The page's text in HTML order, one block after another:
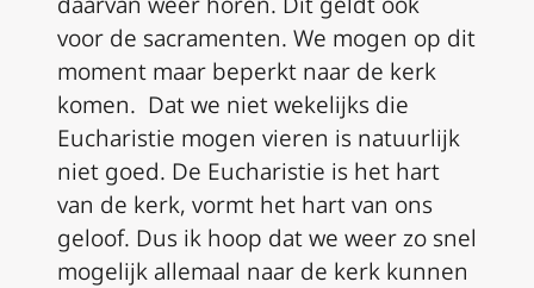
voor de sacramenten. We mogen op dit
moment maar beperkt naar de kerk
komen. Dat we niet wekelijks die
Eucharistie mogen vieren is natuurlijk
niet goed. De Eucharistie is het hart
van de kerk, vormt het hart van ons
geloof. Dus ik hoop dat we weer zo snel
mogelijk allemaal naar de kerk kunnen